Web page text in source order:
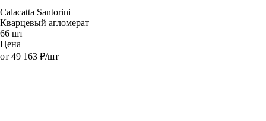
Calacatta Santorini
Кварцевый агломерат
66 шт
Цена
от 49 163 ₽/шт